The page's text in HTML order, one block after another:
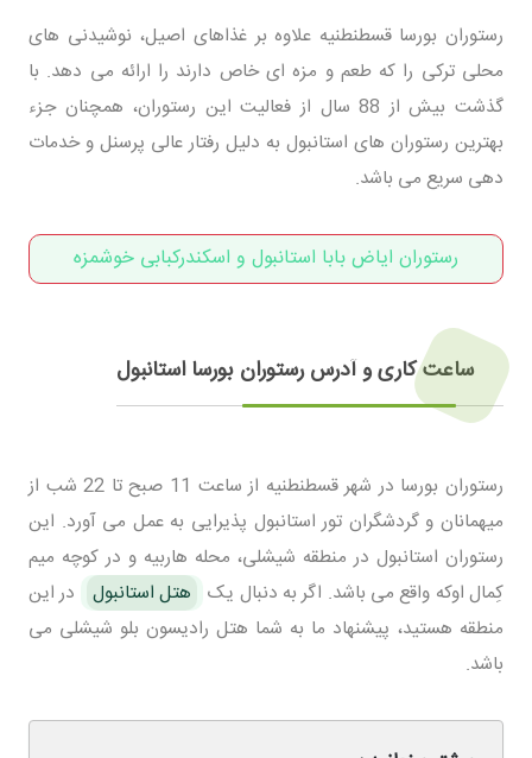
رستوران بورسا قسطنطنیه علاوه بر غذاهای اصیل، نوشیدنی های
محلی ترکی را که طعم و مزه ای خاص دارند را ارائه می دهد. با
گذشت بیش از 88 سال از فعالیت این رستوران، همچنان جزء
بهترین رستوران های استانبول به دلیل رفتار عالی پرسنل و خدمات
دهی سریع می باشد.
رستوران ایاض بابا استانبول و اسکندرکبابی خوشمزه
ساعت کاری و آدرس رستوران بورسا استانبول
رستوران بورسا در شهر قسطنطنیه از ساعت 11 صبح تا 22 شب از
میهمانان و گردشگران تور استانبول پذیرایی به عمل می آورد. این
رستوران استانبول در منطقه شیشلی، محله هاربیه و در کوچه میم
کِمال اوکه واقع می باشد. اگر به دنبال یک هتل استانبول
در این
منطقه هستید، پیشنهاد ما به شما هتل رادیسون بلو شیشلی می
باشد.